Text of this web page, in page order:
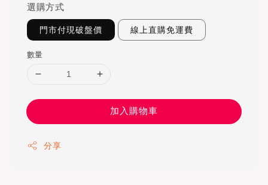
選購方式
門市付現破盤價 線上直購免運費
數量
加入購物車
分享